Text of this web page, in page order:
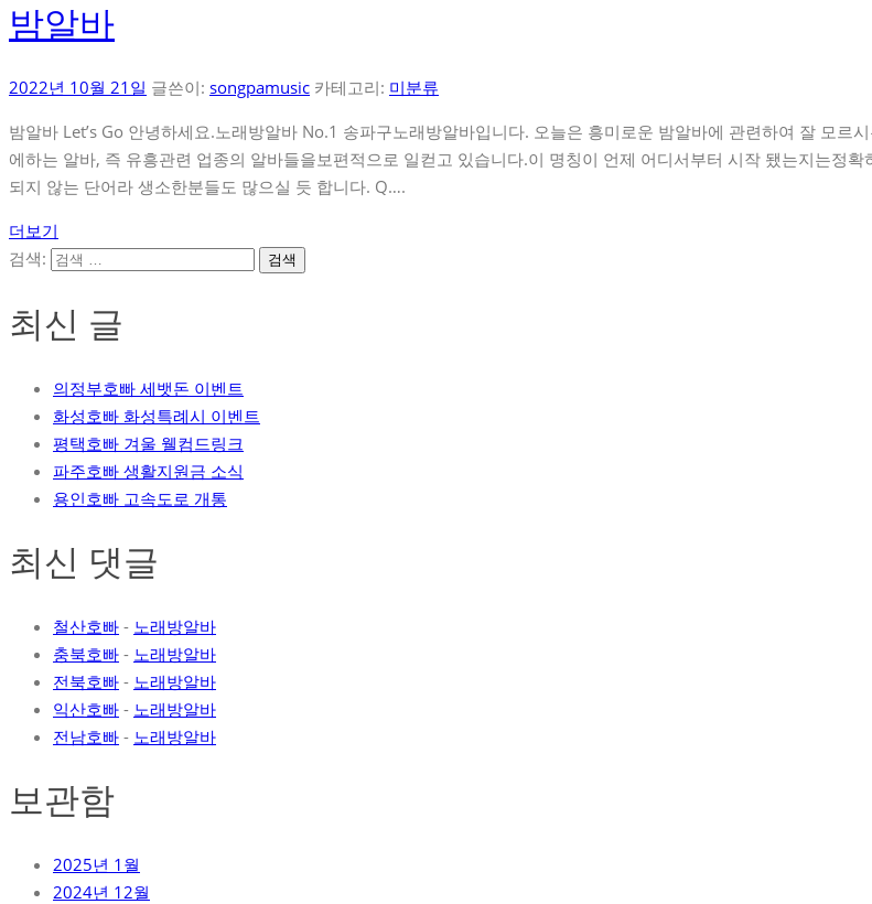
밤알바
2022년 10월 21일 글쓴이: songpamusic 카테고리: 미분류
밤알바 Let’s Go 안녕하세요.노래방알바 No.1 송파구노래방알바입니다. 오늘은 흥미로운 밤알바에 관련하여 잘 모
에하는 알바, 즉 유흥관련 업종의 알바들을보편적으로 일컫고 있습니다.이 명칭이 언제 어디서부터 시작 됐는지는정
되지 않는 단어라 생소한분들도 많으실 듯 합니다. Q….
더보기
검색:
최신 글
의정부호빠 세뱃돈 이벤트
화성호빠 화성특례시 이벤트
평택호빠 겨울 웰컴드링크
파주호빠 생활지원금 소식
용인호빠 고속도로 개통
최신 댓글
철산호빠 - 노래방알바
충북호빠 - 노래방알바
전북호빠 - 노래방알바
익산호빠 - 노래방알바
전남호빠 - 노래방알바
보관함
2025년 1월
2024년 12월